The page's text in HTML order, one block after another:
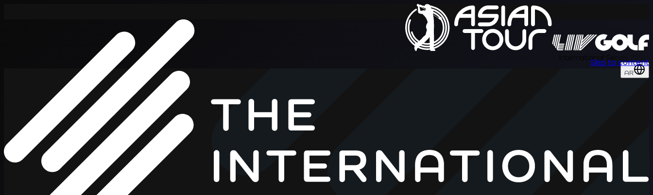
International Series 2026
AR
Skip to content